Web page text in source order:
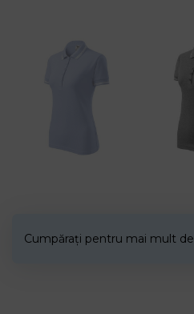
Cumpărați pentru mai mult de